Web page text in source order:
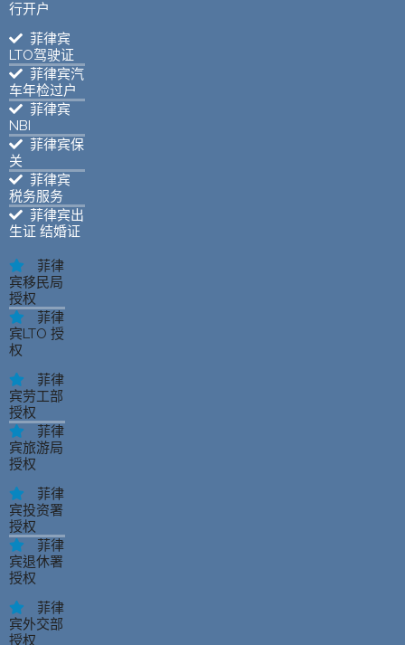
行开户
菲律宾
LTO驾驶证
菲律宾汽
车年检过户
菲律宾
NBI
菲律宾保
关
菲律宾
税务服务
菲律宾出
生证 结婚证
菲律
宾移民局
授权
菲律
宾LTO 授
权
菲律
宾劳工部
授权
菲律
宾旅游局
授权
菲律
宾投资署
授权
菲律
宾退休署
授权
菲律
宾外交部
授权